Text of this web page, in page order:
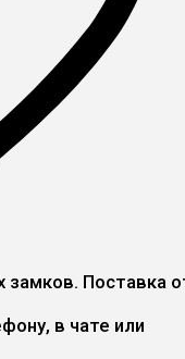
замков. Поставка
в чате или